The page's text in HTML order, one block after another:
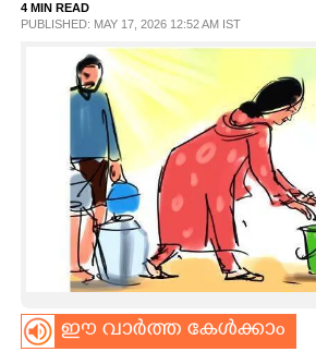
LIFESTYLE
ASTRO
4 MIN READ
PUBLISHED: MAY 17, 2026 12:52 AM IST
ഈ വാർത്ത കേൾക്കാം